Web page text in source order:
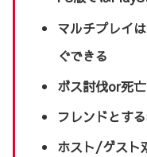
マルチプレイ
ぐできる
ボス討伐or死
フレンドとす
ホスト/ゲスト